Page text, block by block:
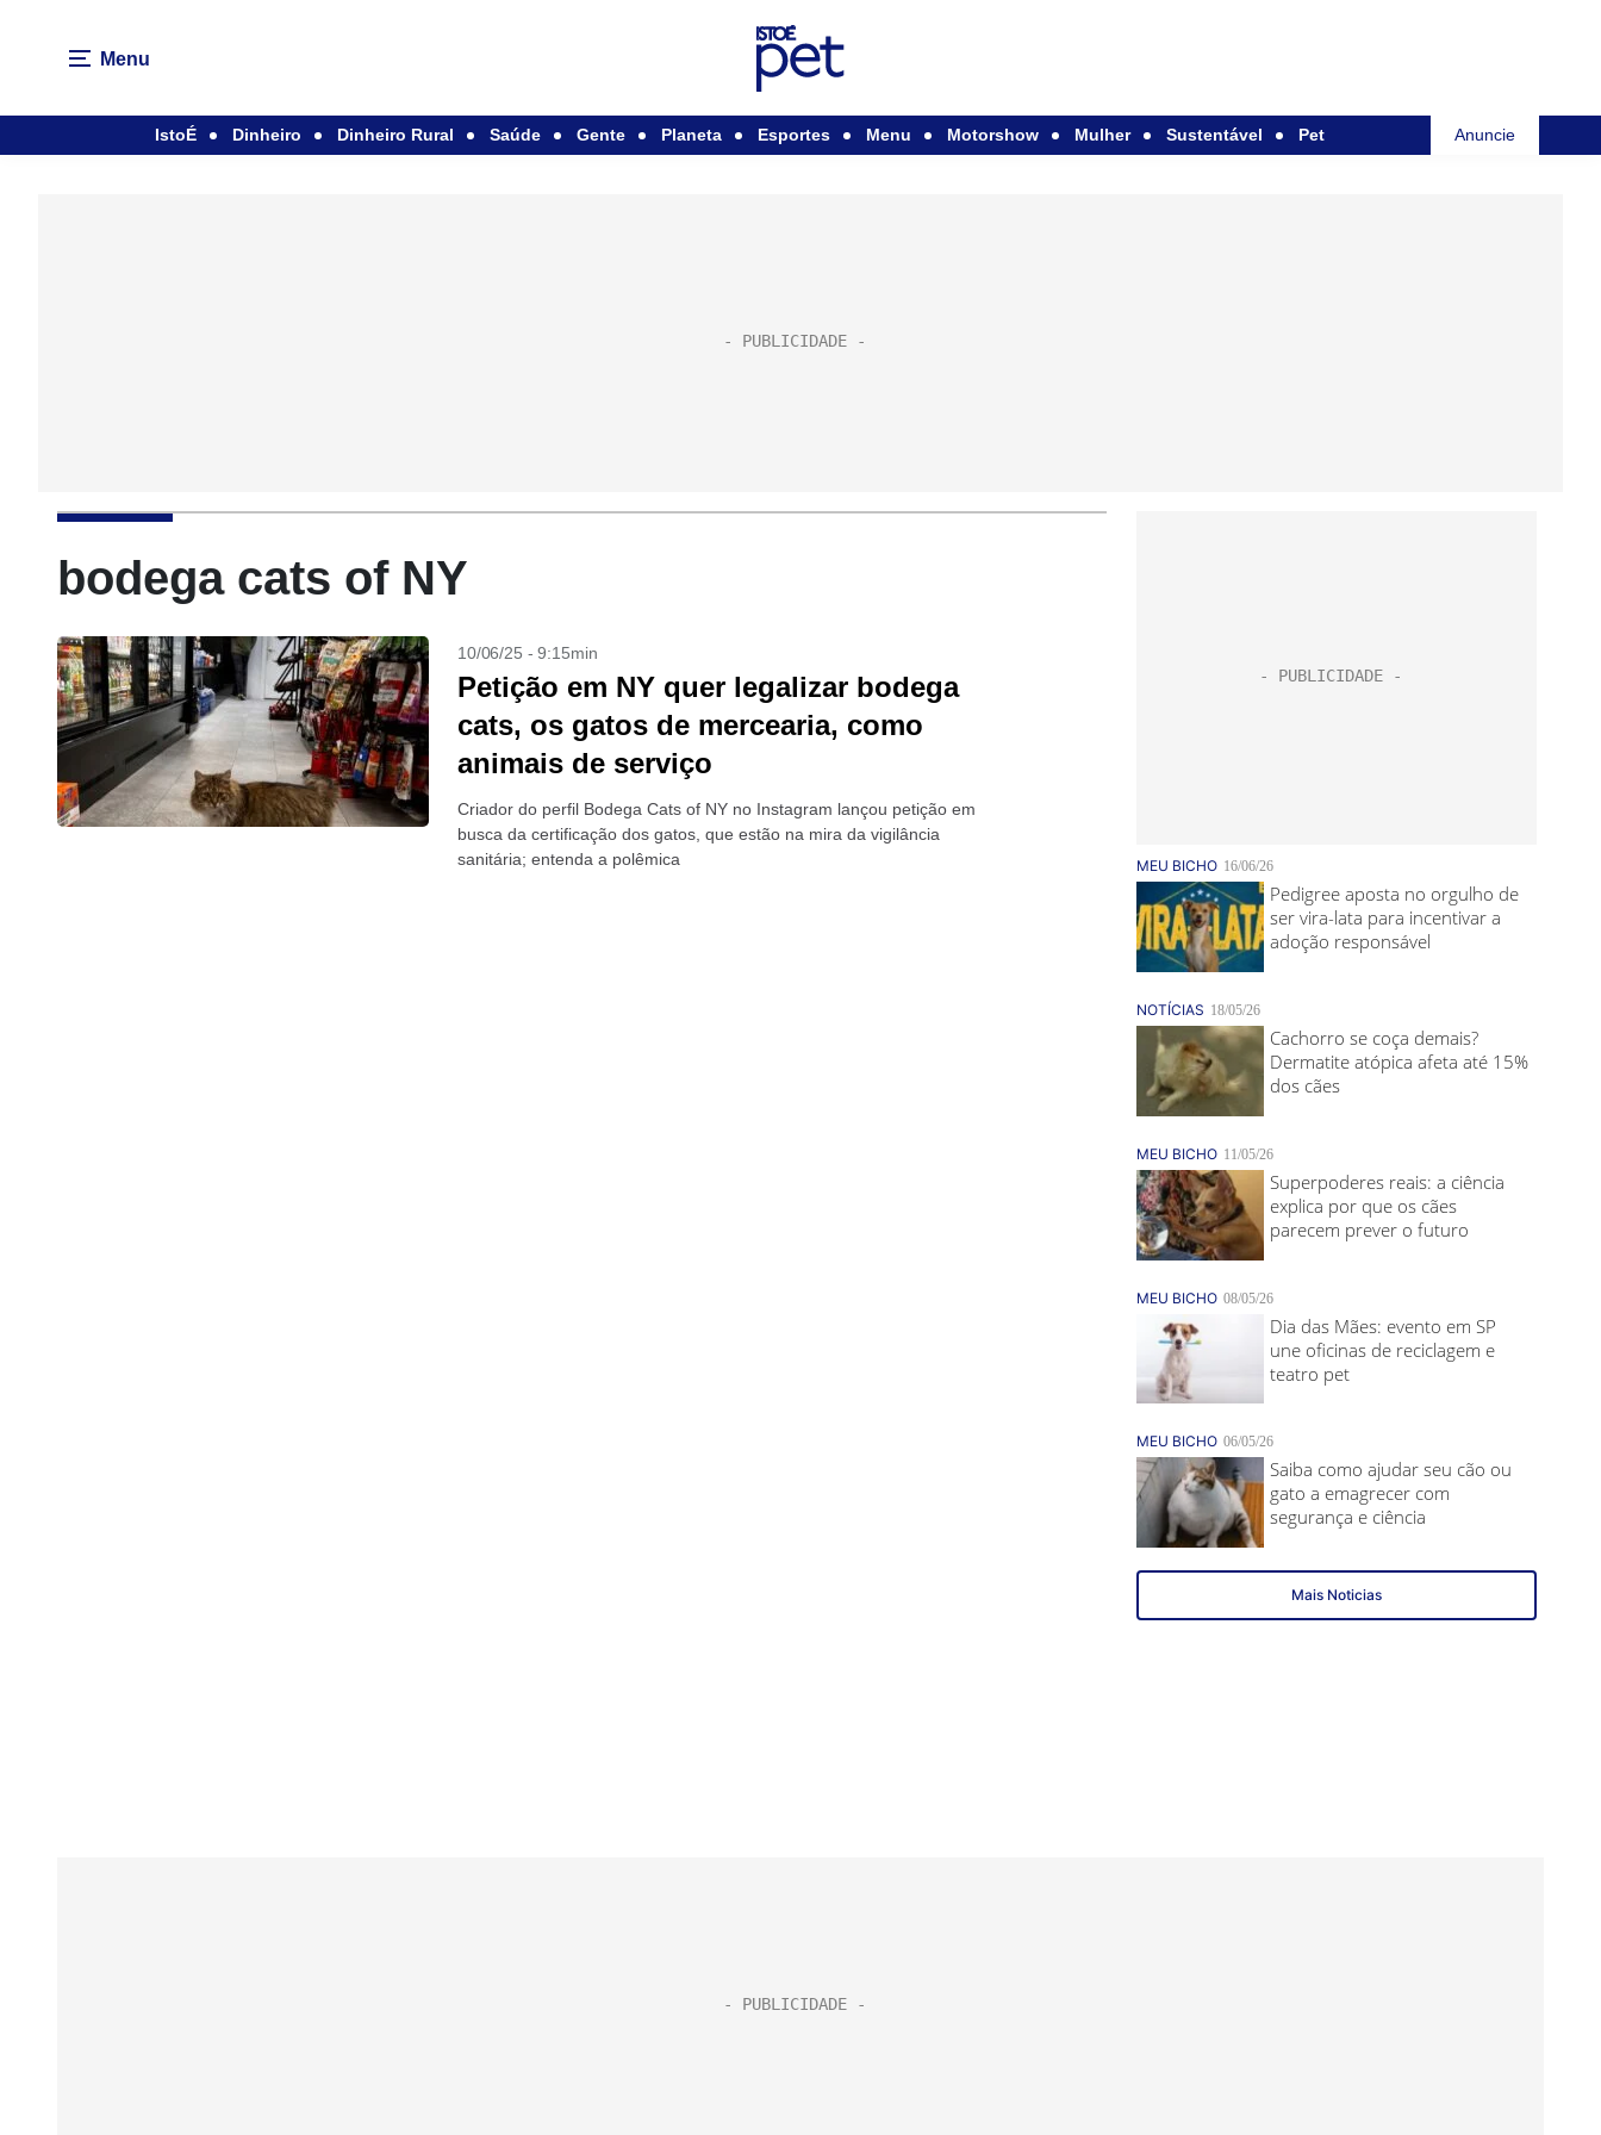
Menu
IstoÉ Dinheiro Dinheiro Rural Saúde Gente Planeta Esportes Menu Motorshow Mulher Sustentável Pet Anuncie
bodega cats of NY
10/06/25 - 9:15min
Petição em NY quer legalizar bodega
cats, os gatos de mercearia, como
animais de serviço
Criador do perfil Bodega Cats of NY no Instagram lançou petição em
busca da certificação dos gatos, que estão na mira da vigilância
sanitária; entenda a polêmica